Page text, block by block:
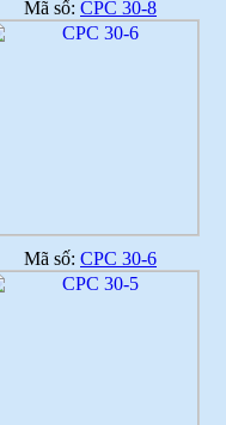
Mã số: CPC 30-8
Mã số: CPC 30-6